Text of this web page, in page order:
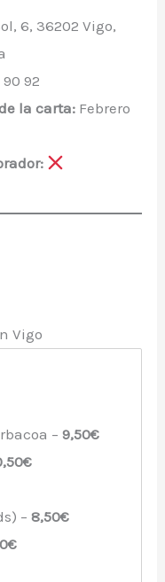
6, 36202 Vigo,
90 92
la carta: Febrero
Vigo
–9,50€
–8,50€